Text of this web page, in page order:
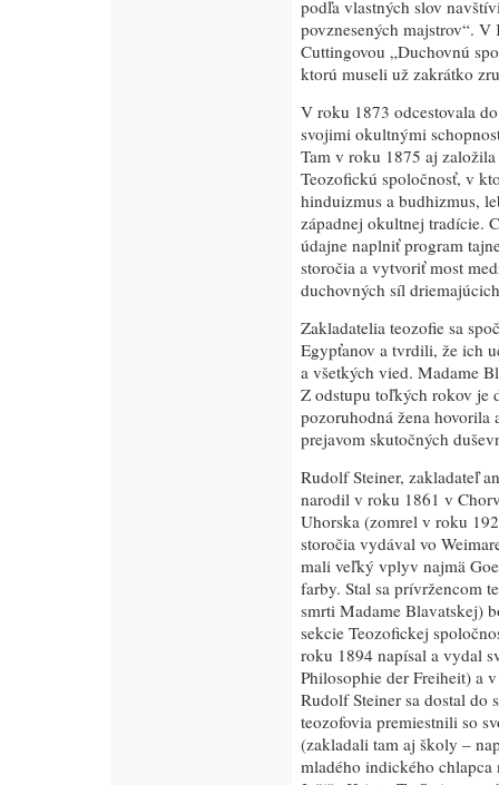
podľa vlastných slov
povznesených majstrov“.
Cuttingovou „Duchovnú
ktorú museli už zakrátko
V roku 1873 odcestovala
svojimi okultnými
Tam v roku 1875 aj
Teozofickú spoločnosť, v
hinduizmus a budhizmus,
západnej okultnej tradície.
údajne naplniť program
storočia a vytvoriť most
duchovných síl
Zakladatelia teozofie sa
Egypťanov a tvrdili, že ich
a všetkých vied. Madame
Z odstupu toľkých rokov je
pozoruhodná žena
prejavom skutočných
Rudolf Steiner, zakladateľ
narodil v roku 1861 v
Uhorska (zomrel v roku
storočia vydával vo
mali veľký vplyv najmä
farby. Stal sa prívržencom
smrti Madame Blavatskej)
sekcie Teozofickej
roku 1894 napísal a vydal
Philosophie der Freiheit) a
Rudolf Steiner sa dostal do
teozofovia premiestnili so
(zakladali tam aj školy –
mladého indického